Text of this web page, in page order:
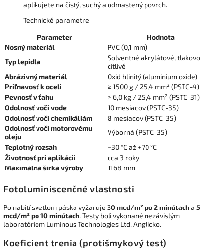
aplikujete na čistý, suchý a odmastený povrch.
Technické parametre
Parameter
Hodnota
Nosný materiál
PVC (0,1 mm)
Typ lepidla
Solventné akrylátové, tlakovo
citlivé
Abrázivný materiál
Oxid hlinitý (aluminium oxide)
Priľnavosť k oceli
≥ 1500 g / 25,4 mm² (PSTC-4)
Pevnosť v ťahu
≥ 6,0 kg / 25,4 mm² (PSTC-31)
Odolnosť voči vode
10 mesiacov (PSTC-35)
Odolnosť voči chemikáliám
8 mesiacov (PSTC-35)
Odolnosť voči motorovému
oleju
Výborná (PSTC-35)
Teplotný rozsah
−30 °C až +70 °C
Životnosť pri aplikácii
cca 3 roky
Maximálna šírka výroby
1168 mm
Fotoluminiscenčné vlastnosti
Po nabití svetlom páska vyžaruje 30 mcd/m² po 2 minútacha 5
mcd/m² po 10 minútach. Testy boli vykonané nezávislým
laboratóriom Luminous Technologies Ltd, Anglicko.
Koeficient trenia (protišmykový test)